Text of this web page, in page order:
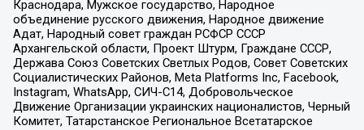
Краснодара, Мужское государство, Народное
объединение русского движения, Народное движение
Адат, Народный совет граждан РСФСР СССР
Архангельской области, Проект Штурм, Граждане СССР,
Держава Союз Советских Светлых Родов, Совет Советских
Социалистических Районов, Meta Platforms Inc, Facebook,
Instagram, WhatsApp, СИЧ-С14, Добровольческое
Движение Организации украинских националистов, Черный
Комитет, Татарстанское Региональное Всетатарское